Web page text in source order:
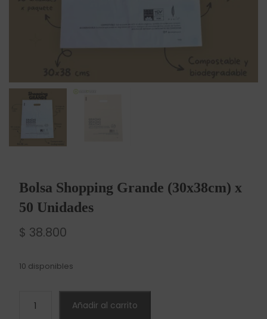
Bolsa Shopping Grande (30x38cm) x
50 Unidades
$ 38.800
10 disponibles
Shopping
Añadir al carrito